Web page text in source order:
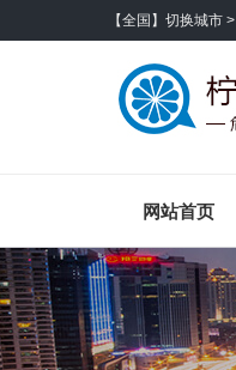
【全国】切换城市 >
网站首页